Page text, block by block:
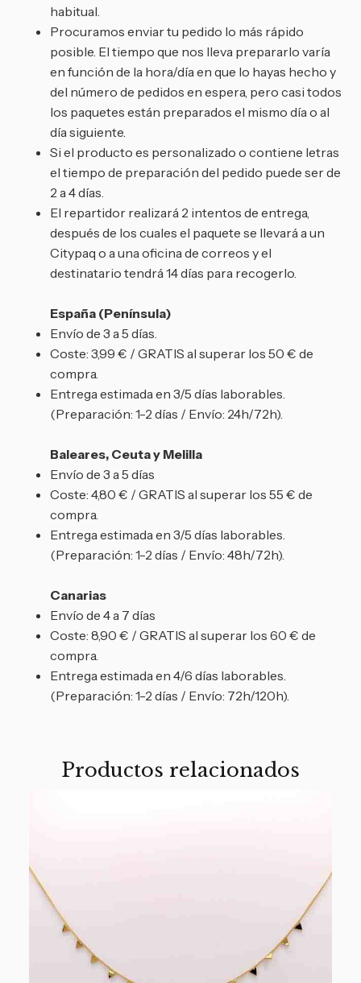
habitual.
Procuramos enviar tu pedido lo más rápido
posible. El tiempo que nos lleva prepararlo varía
en función de la hora/día en que lo hayas hecho y
del número de pedidos en espera, pero casi todos
los paquetes están preparados el mismo día o al
día siguiente.
Si el producto es personalizado o contiene letras
el tiempo de preparación del pedido puede ser de
2 a 4 días.
El repartidor realizará 2 intentos de entrega,
después de los cuales el paquete se llevará a un
Citypaq o a una oficina de correos y el
destinatario tendrá 14 días para recogerlo.
España (Península)
Envío de 3 a 5 días.
Coste: 3,99 € / GRATIS al superar los 50 € de
compra.
Entrega estimada en 3/5 días laborables.
(Preparación: 1-2 días / Envío: 24h/72h).
Baleares, Ceuta y Melilla
Envío de 3 a 5 días
Coste: 4,80 € / GRATIS al superar los 55 € de
compra.
Entrega estimada en 3/5 días laborables.
(Preparación: 1-2 días / Envío: 48h/72h).
Canarias
Envío de 4 a 7 días
Coste: 8,90 € / GRATIS al superar los 60 € de
compra.
Entrega estimada en 4/6 días laborables.
(Preparación: 1-2 días / Envío: 72h/120h).
Productos relacionados